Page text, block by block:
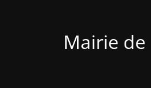
Mairie de